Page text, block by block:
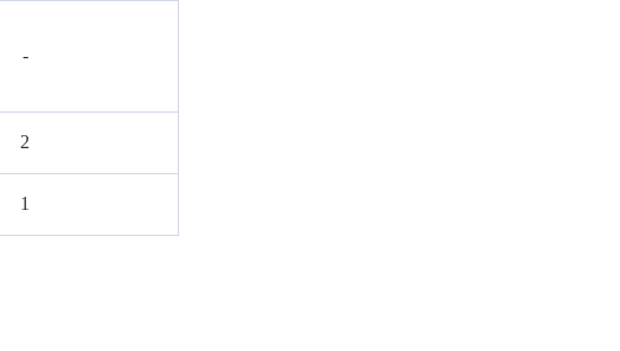
-
2
1